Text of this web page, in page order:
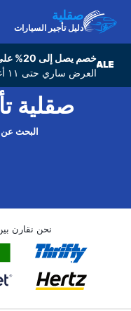
صقلية
دليل تأجير السيارات
خصم يصل إلى 20% على تأجير السيارات في جميع أنحاء العالم
العرض ساري حتى ١١ أغسطس ٢٠٢٦ - استفد منه اليوم!
صقلية
البحث عن
نحن نقارن